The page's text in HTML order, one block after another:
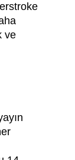
ve